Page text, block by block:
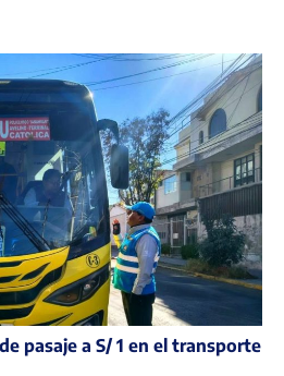
pasaje a S/ 1 en el transporte